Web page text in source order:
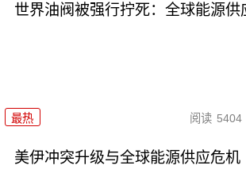
世界油阀被强行拧死：全球能源供
最热 阅读 5404
美伊冲突升级与全球能源供应危机